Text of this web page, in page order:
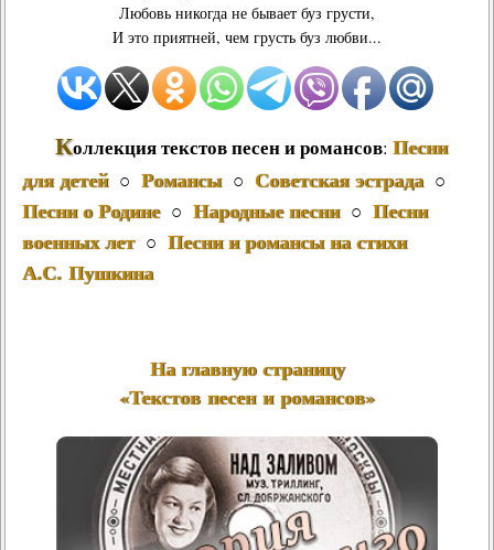
Любовь никогда не бывает буз грусти,
И это приятней, чем грусть буз любви...
Коллекция текстов песен и романсов: Песни
для детей○ Романсы○ Советская эстрада○
Песни о Родине○ Народные песни○ Песни
военных лет○ Песни и романсы на стихи
А.С. Пушкина
На главную страницу
«Текстов песен и романсов»